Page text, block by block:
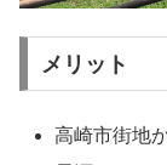
メリット
高崎市街地